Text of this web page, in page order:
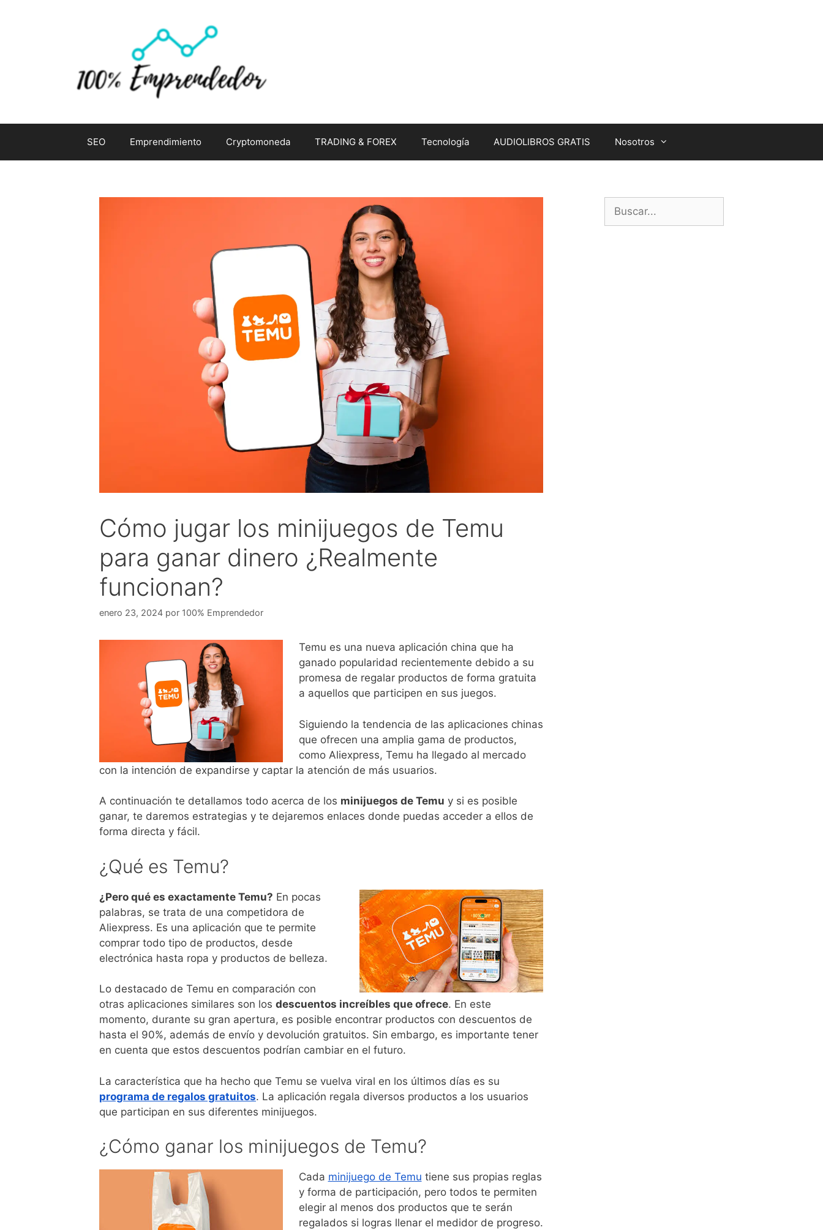
SEO Emprendimiento Cryptomoneda TRADING & FOREX Tecnología AUDIOLIBROS GRATIS Nosotros
Cómo jugar los minijuegos de Temu
para ganar dinero ¿Realmente
funcionan?
enero 23, 2024 por 100% Emprendedor
Temu es una nueva aplicación china que ha
ganado popularidad recientemente debido a su
promesa de regalar productos de forma gratuita
a aquellos que participen en sus juegos.
Siguiendo la tendencia de las aplicaciones chinas
que ofrecen una amplia gama de productos,
como Aliexpress, Temu ha llegado al mercado
con la intención de expandirse y captar la atención de más usuarios.
A continuación te detallamos todo acerca de los minijuegos de Temu y si es posible
ganar, te daremos estrategias y te dejaremos enlaces donde puedas acceder a ellos de
forma directa y fácil.
¿Qué es Temu?
¿Pero qué es exactamente Temu? En pocas
palabras, se trata de una competidora de
Aliexpress. Es una aplicación que te permite
comprar todo tipo de productos, desde
electrónica hasta ropa y productos de belleza.
Lo destacado de Temu en comparación con
otras aplicaciones similares son los descuentos increíbles que ofrece. En este
momento, durante su gran apertura, es posible encontrar productos con descuentos de
hasta el 90%, además de envío y devolución gratuitos. Sin embargo, es importante tener
en cuenta que estos descuentos podrían cambiar en el futuro.
La característica que ha hecho que Temu se vuelva viral en los últimos días es su
programa de regalos gratuitos. La aplicación regala diversos productos a los usuarios
que participan en sus diferentes minijuegos.
¿Cómo ganar los minijuegos de Temu?
Cada minijuego de Temu tiene sus propias reglas
y forma de participación, pero todos te permiten
elegir al menos dos productos que te serán
regalados si logras llenar el medidor de progreso.